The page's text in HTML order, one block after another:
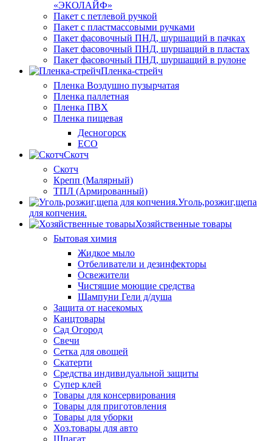
«ЭКОЛАЙФ»
Пакет с петлевой ручкой
Пакет с пластмассовыми ручками
Пакет фасовочный ПНД, шуршащий в пачках
Пакет фасовочный ПНД, шуршащий в пластах
Пакет фасовочный ПНД, шуршащий в рулоне
Пленка-стрейч
Пленка Воздушно пузырчатая
Пленка паллетная
Пленка ПВХ
Пленка пищевая
Десногорск
ECO
Скотч
Скотч
Крепп (Малярный)
ТПЛ (Армированный)
Уголь,розжиг,щепа
для копчения.
Хозяйственные товары
Бытовая химия
Жидкое мыло
Отбеливатели и дезинфекторы
Освежители
Чистящие моющие средства
Шампуни Гели д/душа
Защита от насекомых
Канцтовары
Сад Огород
Свечи
Сетка для овощей
Скатерти
Средства индивидуальной защиты
Супер клей
Товары для консервирования
Товары для приготовления
Товары для уборки
Хоз.товары для авто
Шпагат